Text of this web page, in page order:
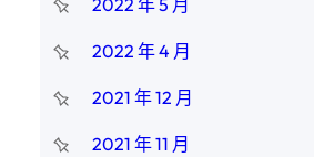
2022 年 5 月
2022 年 4 月
2021 年 12 月
2021 年 11 月